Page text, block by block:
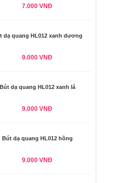
7.000 VNĐ
dạ quang HL012 xanh dương
9.000 VNĐ
Bút dạ quang HL012 xanh lá
9.000 VNĐ
Bút dạ quang HL012 hồng
9.000 VNĐ